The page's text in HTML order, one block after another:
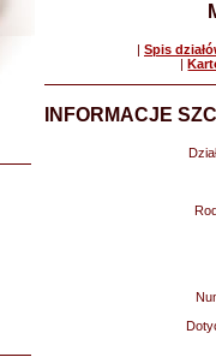
| Spis
|
INFORMACJE